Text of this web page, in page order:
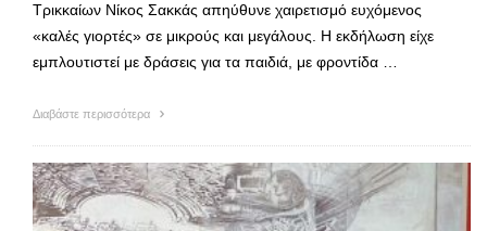
Τρικκαίων Νίκος Σακκάς απηύθυνε χαιρετισμό ευχόμενος
«καλές γιορτές» σε μικρούς και μεγάλους. Η εκδήλωση είχε
εμπλουτιστεί με δράσεις για τα παιδιά, με φροντίδα …
Διαβάστε περισσότερα